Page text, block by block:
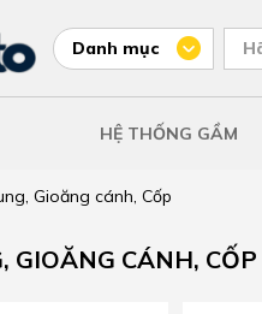
Danh mục
HỆ THỐNG GẦM
Gioăng cánh, Cốp
GIOĂNG CÁNH, CỐP